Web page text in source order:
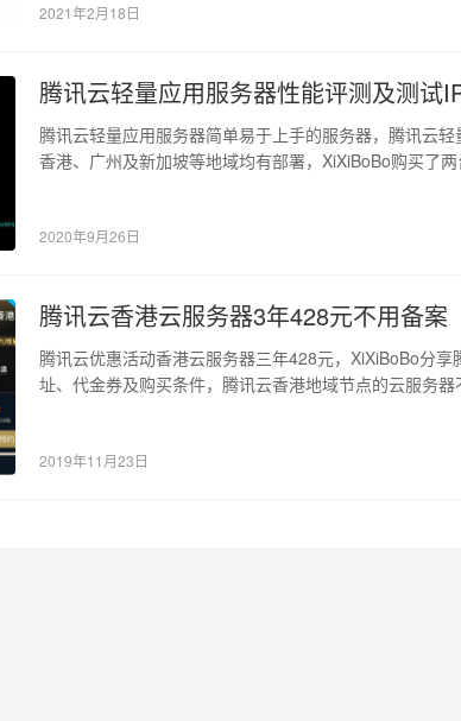
2021年2月18日
腾讯云轻量应用服务器性能评测及测试
腾讯云轻量应用服务器简单易于上手的服务器，腾讯云
香港、广州及新加坡等地域均有部署，XiXiBoBo购买了
2020年9月26日
腾讯云香港云服务器3年428元不用备案
腾讯云优惠活动香港云服务器三年428元，XiXiBoBo分
址、代金券及购买条件，腾讯云香港地域节点的云服务
2019年11月23日